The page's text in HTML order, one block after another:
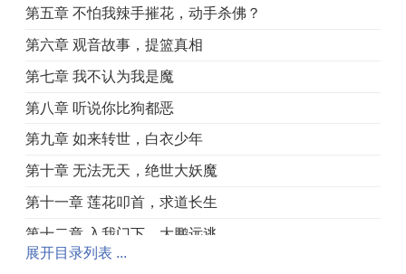
第五章 不怕我辣手摧花，动手杀佛？
第六章 观音故事，提篮真相
第七章 我不认为我是魔
第八章 听说你比狗都恶
第九章 如来转世，白衣少年
第十章 无法无天，绝世大妖魔
第十一章 莲花叩首，求道长生
第十二章 入我门下，大鹏远逃
第十三章 这个世界出问题了
展开目录列表 ...